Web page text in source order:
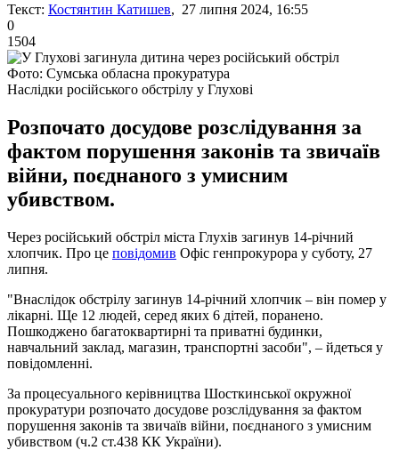
Текст: Костянтин Катишев, 27 липня 2024, 16:55
0
1504
Фото: Сумська обласна прокуратура
Наслідки російського обстрілу у Глухові
Розпочато досудове розслідування за
фактом порушення законів та звичаїв
війни, поєднаного з умисним
убивством.
Через російський обстріл міста Глухів загинув 14-річний
хлопчик. Про це повідомив Офіс генпрокурора у суботу, 27
липня.
"Внаслідок обстрілу загинув 14-річний хлопчик – він помер у
лікарні. Ще 12 людей, серед яких 6 дітей, поранено.
Пошкоджено багатоквартирні та приватні будинки,
навчальний заклад, магазин, транспортні засоби", – йдеться у
повідомленні.
За процесуального керівництва Шосткинської окружної
прокуратури розпочато досудове розслідування за фактом
порушення законів та звичаїв війни, поєднаного з умисним
убивством (ч.2 ст.438 КК України).